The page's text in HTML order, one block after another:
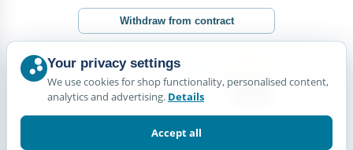
Withdraw from contract
Your privacy settings
We use cookies for shop functionality, personalised content,
analytics and advertising. Details
Accept all